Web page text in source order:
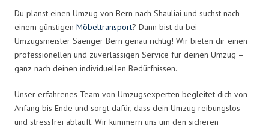
Du planst einen Umzug von Bern nach Shauliai und suchst nach
einem günstigen Möbeltransport? Dann bist du bei
Umzugsmeister Saenger Bern genau richtig! Wir bieten dir einen
professionellen und zuverlässigen Service für deinen Umzug –
ganz nach deinen individuellen Bedürfnissen.
Unser erfahrenes Team von Umzugsexperten begleitet dich von
Anfang bis Ende und sorgt dafür, dass dein Umzug reibungslos
und stressfrei abläuft. Wir kümmern uns um den sicheren